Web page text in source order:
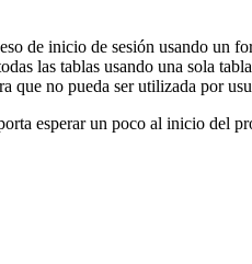
de inicio de sesión usando un
las tablas usando una sola
que no pueda ser utilizada por
esperar un poco al inicio del